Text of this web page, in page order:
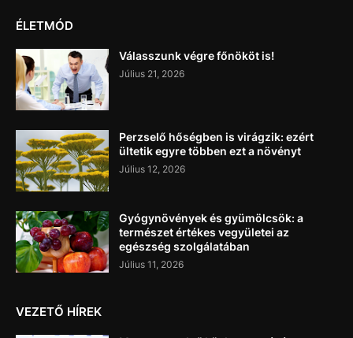
ÉLETMÓD
Válasszunk végre főnököt is!
Július 21, 2026
Perzselő hőségben is virágzik: ezért
ültetik egyre többen ezt a növényt
Július 12, 2026
Gyógynövények és gyümölcsök: a
természet értékes vegyületei az
egészség szolgálatában
Július 11, 2026
VEZETŐ HÍREK